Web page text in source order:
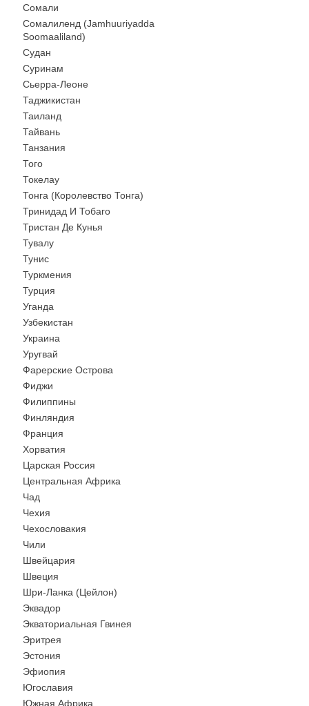
Сомали
Сомалиленд (Jamhuuriyadda
Soomaaliland)
Судан
Суринам
Сьерра-Леоне
Таджикистан
Таиланд
Тайвань
Танзания
Того
Токелау
Тонга (Королевство Тонга)
Тринидад И Тобаго
Тристан Де Кунья
Тувалу
Тунис
Туркмения
Турция
Уганда
Узбекистан
Украина
Уругвай
Фарерские Острова
Фиджи
Филиппины
Финляндия
Франция
Хорватия
Царская Россия
Центральная Африка
Чад
Чехия
Чехословакия
Чили
Швейцария
Швеция
Шри-Ланка (Цейлон)
Эквадор
Экваториальная Гвинея
Эритрея
Эстония
Эфиопия
Югославия
Южная Африка